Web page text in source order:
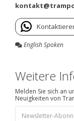
English Spoken
Weitere
Melden Sie sich an
Neuigkeiten von